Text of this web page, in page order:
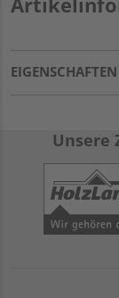
EIGENSCHAFTEN
Unsere